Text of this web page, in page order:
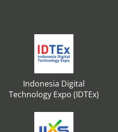
Indonesia Digital
Technology Expo (IDTEx)